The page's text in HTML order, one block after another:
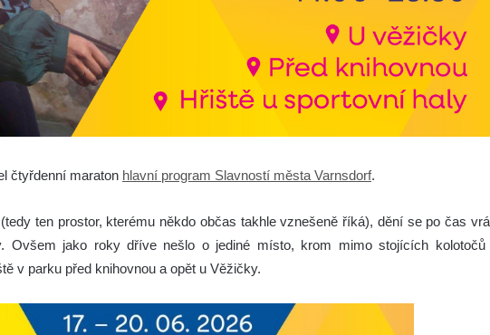
čtyřdenní maraton hlavní program Slavností města Varnsdorf.
ten prostor, kterému někdo občas takhle vznešeně říká), dění se po čas
Ovšem jako roky dříve nešlo o jediné místo, krom mimo stojících kolotočů
v parku před knihovnou a opět u Věžičky.